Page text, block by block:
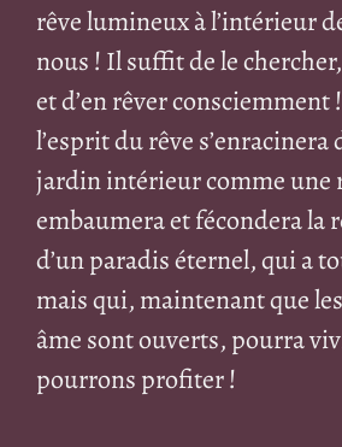
rêve lumineux à l’intérieur
nous ! Il suffit de le
et d’en rêver consciemment
l’esprit du rêve s’enracinera
jardin intérieur comme une
embaumera et fécondera la
d’un paradis éternel, qui a
mais qui, maintenant que
âme sont ouverts, pourra
pourrons profiter !